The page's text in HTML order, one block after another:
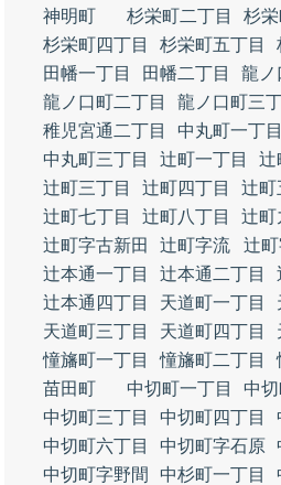
神明町
杉栄町二丁目
杉栄
杉栄町四丁目
杉栄町五丁目
田幡一丁目
田幡二丁目
龍ノ
龍ノ口町二丁目
龍ノ口町三
稚児宮通二丁目
中丸町一丁目
中丸町三丁目
辻町一丁目
辻
辻町三丁目
辻町四丁目 辻町
辻町七丁目
辻町八丁目
辻町
辻町字古新田
辻町字流
辻
辻本通一丁目
辻本通二丁目
辻本通四丁目
天道町一丁目
天道町三丁目
天道町四丁目
憧旛町一丁目
憧旛町二丁目
苗田町
中切町一丁目
中
中切町三丁目
中切町四丁目
中切町六丁目
中切町字石原
中切町字野間
中杉町一丁目